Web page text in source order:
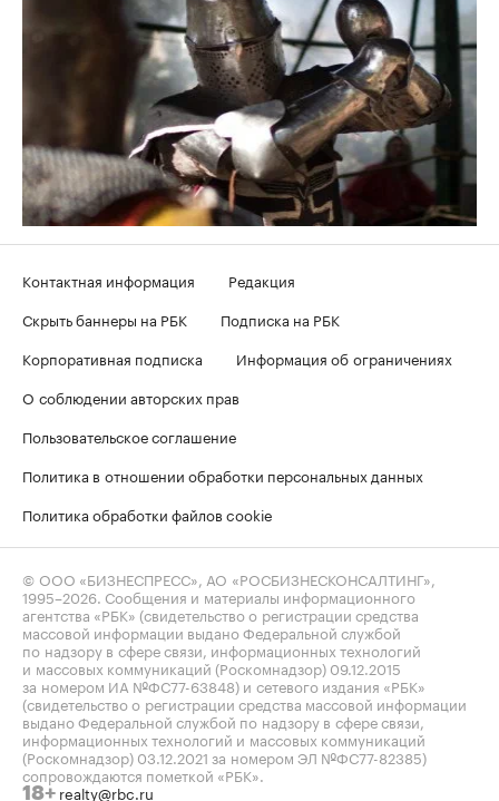
Контактная информация
Редакция
Скрыть баннеры на РБК
Подписка на РБК
Корпоративная подписка
Информация об ограничениях
О соблюдении авторских прав
Пользовательское соглашение
Политика в отношении обработки персональных данных
Политика обработки файлов cookie
© ООО «БИЗНЕСПРЕСС», АО «РОСБИЗНЕСКОНСАЛТИНГ»,
1995–2026 . Сообщения и материалы информационного
агентства «РБК» (свидетельство о регистрации средства
массовой информации выдано Федеральной службой
по надзору в сфере связи, информационных технологий
и массовых коммуникаций (Роскомнадзор) 09.12.2015
за номером ИА №ФС77-63848) и сетевого издания «РБК»
(свидетельство о регистрации средства массовой информации
выдано Федеральной службой по надзору в сфере связи,
информационных технологий и массовых коммуникаций
(Роскомнадзор) 03.12.2021 за номером ЭЛ №ФС77-82385)
сопровождаются пометкой «РБК».
18+ realty@rbc.ru